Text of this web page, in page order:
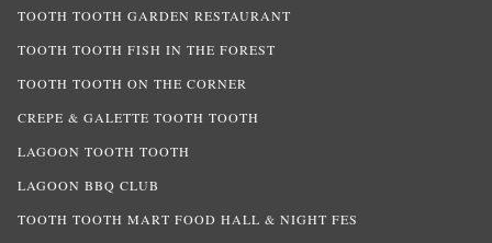
TOOTH TOOTH GARDEN RESTAURANT
TOOTH TOOTH FISH IN THE FOREST
TOOTH TOOTH ON THE CORNER
CREPE & GALETTE TOOTH TOOTH
LAGOON TOOTH TOOTH
LAGOON BBQ CLUB
TOOTH TOOTH MART FOOD HALL & NIGHT FES